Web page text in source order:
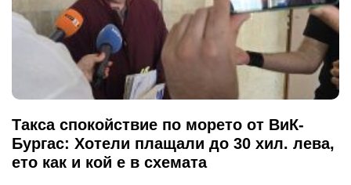
Такса спокойствие по морето от ВиК-
Бургас: Хотели плащали до 30 хил. лева,
ето как и кой е в схемата